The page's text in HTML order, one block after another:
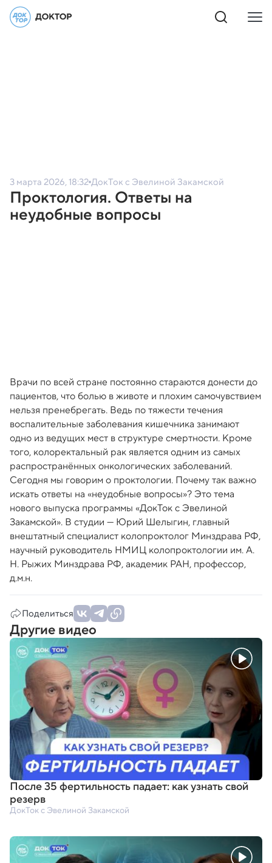
3 марта 2026, 18:32ДокТок с Эвелиной Закамской
Проктология. Ответы на
неудобные вопросы
Врачи по всей стране постоянно стараются донести до
пациентов, что болью в животе и плохим самочувствием
нельзя пренебрегать. Ведь по тяжести течения
воспалительные заболевания кишечника занимают
одно из ведущих мест в структуре смертности. Кроме
того, колоректальный рак является одним из самых
распространённых онкологических заболеваний.
Сегодня мы говорим о проктологии. Почему так важно
искать ответы на «неудобные вопросы»? Это тема
нового выпуска программы «ДокТок с Эвелиной
Закамской». В студии — Юрий Шелыгин, главный
внештатный специалист колопроктолог Минздрава РФ,
научный руководитель НМИЦ колопроктологии им. А.
Н. Рыжих Минздрава РФ, академик РАН, профессор,
д.м.н.
Поделиться
Другие видео
После 35 фертильность падает: как узнать свой
резерв
ДокТок с Эвелиной Закамской